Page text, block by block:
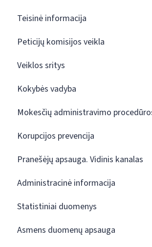
Teisinė informacija
Peticijų komisijos veikla
Veiklos sritys
Kokybės vadyba
Mokesčių administravimo
Korupcijos prevencija
Pranešėjų apsauga. Vidinis kanalas
Administracinė informacija
Statistiniai duomenys
Asmens duomenų apsauga